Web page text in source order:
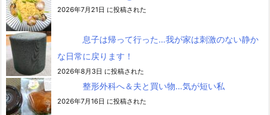
2026年7月21日 に投稿された
息子は帰って行った…我が家は刺激のない静か
な日常に戻ります！
2026年8月3日 に投稿された
整形外科へ＆夫と買い物…気が短い私
2026年7月16日 に投稿された